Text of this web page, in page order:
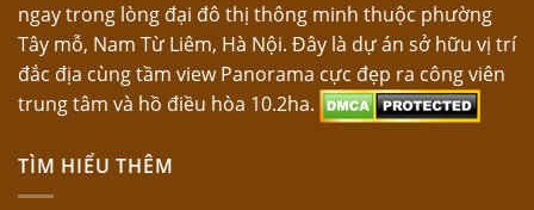
ngay trong lòng đại đô thị thông minh thuộc phường
Tây mỗ, Nam Từ Liêm, Hà Nội. Đây là dự án sở hữu vị trí
đắc địa cùng tầm view Panorama cực đẹp ra công viên
trung tâm và hồ điều hòa 10.2ha.
TÌM HIỂU THÊM